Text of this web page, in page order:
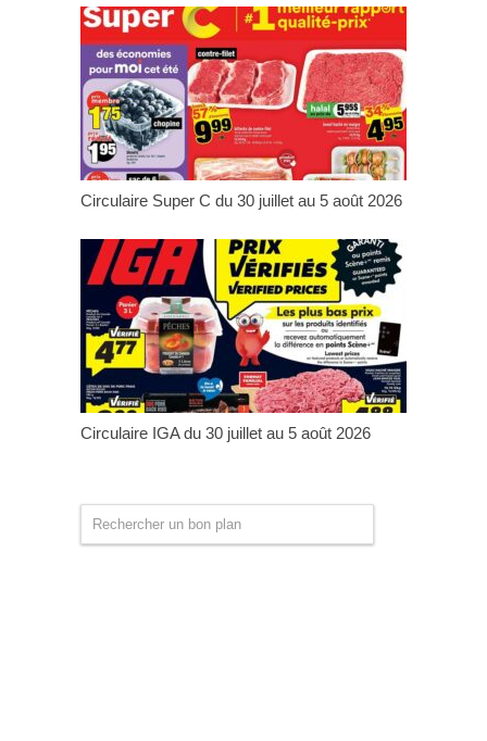
Circulaire Super C du 30 juillet au 5 août 2026
Circulaire IGA du 30 juillet au 5 août 2026